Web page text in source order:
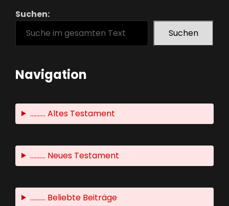
Suchen:
Suchen
Navigation
.......... Altes Testament
.......... Neues Testament
.......... Beliebte Beiträge